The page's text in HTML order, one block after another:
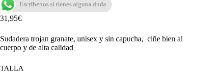
Escríbenos si tienes alguna duda
31,95€
Sudadera trojan granate, unisex y sin capucha, ciñe bien al
cuerpo y de alta calidad
TALLA